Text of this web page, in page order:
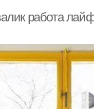
работа